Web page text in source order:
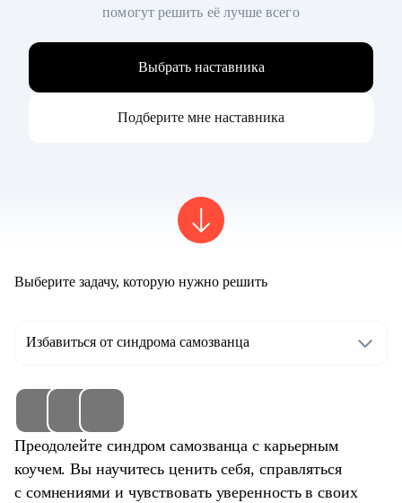
помогут решить её лучше всего
Выбрать наставника
Подберите мне наставника
Выберите задачу, которую нужно решить
Избавиться от синдрома самозванца
Преодолейте синдром самозванца с карьерным
коучем. Вы научитесь ценить себя, справляться
с сомнениями и чувствовать уверенность в своих